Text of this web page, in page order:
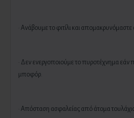
· Ανάβουμε το φιτίλι και
· Δεν ενεργοποιούμε το πυροτέχνημα εάν
μποφόρ.
· Απόσταση ασφαλείας από άτομα